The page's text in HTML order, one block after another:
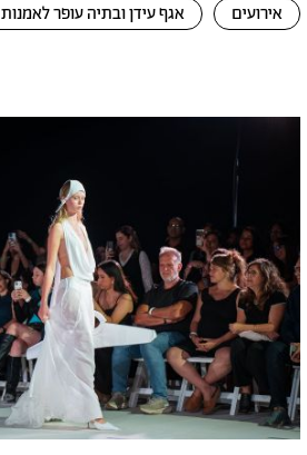
אירועים אגף עידן ובתיה עופר לאמנות